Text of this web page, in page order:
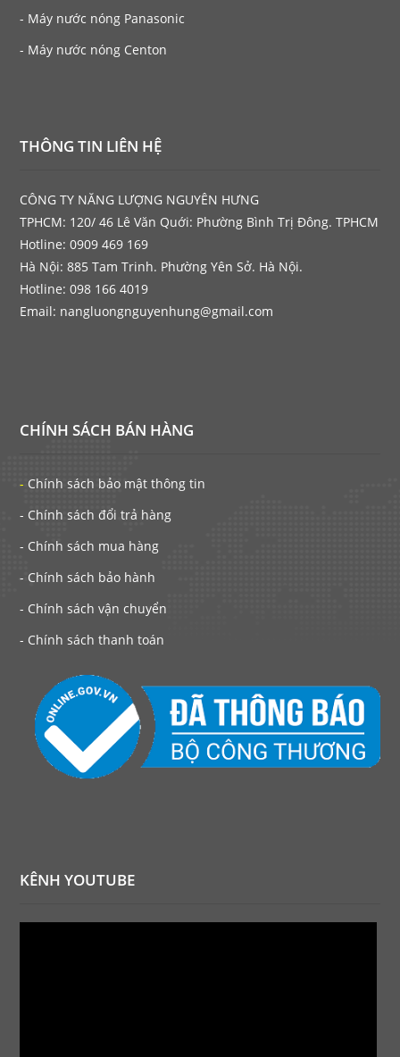
- Máy nước nóng Panasonic
- Máy nước nóng Centon
THÔNG TIN LIÊN HỆ
CÔNG TY NĂNG LƯỢNG NGUYÊN HƯNG
TPHCM: 120/ 46 Lê Văn Quới: Phường Bình Trị Đông. TPHCM
Hotline: 0909 469 169
Hà Nội: 885 Tam Trinh. Phường Yên Sở. Hà Nội.
Hotline: 098 166 4019
Email: nangluongnguyenhung@gmail.com
CHÍNH SÁCH BÁN HÀNG
- Chính sách bảo mật thông tin
- Chính sách đổi trả hàng
- Chính sách mua hàng
- Chính sách bảo hành
- Chính sách vận chuyển
- Chính sách thanh toán
KÊNH YOUTUBE